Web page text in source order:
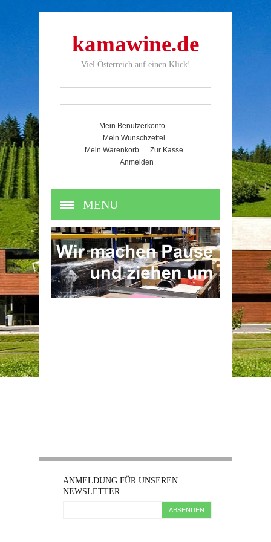
kamawine.de
Viel Österreich auf einen Klick!
Mein Benutzerkonto
Mein Wunschzettel
Mein Warenkorb
Zur Kasse
Anmelden
MENU
ANMELDUNG FÜR UNSEREN
NEWSLETTER
ABSENDEN